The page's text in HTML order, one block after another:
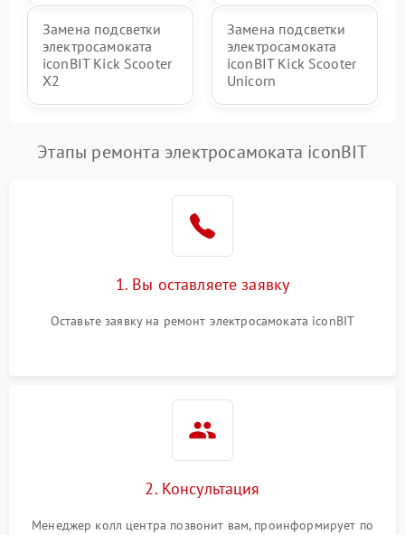
Замена подсветки
электросамоката
iconBIT Kick Scooter
X2
Замена подсветки
электросамоката
iconBIT Kick Scooter
Unicorn
Этапы ремонта электросамоката iconBIT
1. Вы оставляете заявку
Оставьте заявку на ремонт электросамоката iconBIT
2. Консультация
Менеджер колл центра позвонит вам, проинформирует по